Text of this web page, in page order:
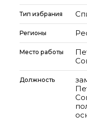
Тип избрания
Регионы
Место работы
Должность